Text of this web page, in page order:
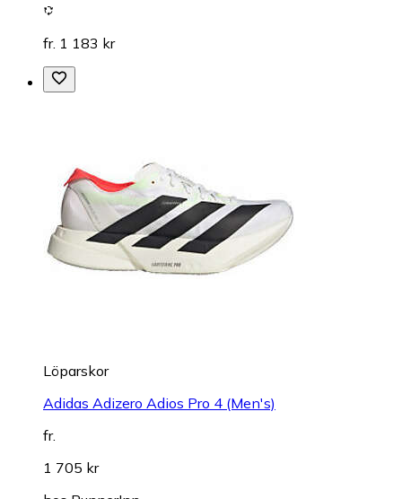
fr. 1 183 kr
Löparskor
Adidas Adizero Adios Pro 4 (Men's)
fr.
1 705 kr